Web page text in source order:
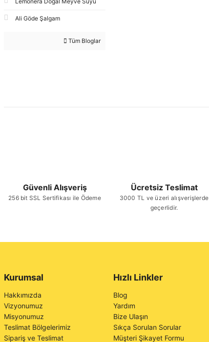
Ali Göde Şalgam
Tüm Bloglar
Güvenli Alışveriş
256 bit SSL Sertifikası ile Ödeme
Ücretsiz Teslimat
3000 TL ve üzeri alışverişlerde
geçerlidir.
Kurumsal
Hakkımızda
Vizyonumuz
Misyonumuz
Teslimat Bölgelerimiz
Sipariş ve Teslimat
Hızlı Linkler
Blog
Yardım
Bize Ulaşın
Sıkça Sorulan Sorular
Müşteri Şikayet Formu